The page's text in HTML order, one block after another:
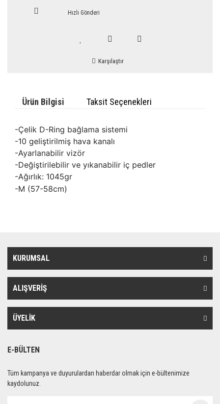
Hızlı Gönderi
Karşılaştır
Ürün Bilgisi Taksit Seçenekleri
-Çelik D-Ring bağlama sistemi
-10 geliştirilmiş hava kanalı
-Ayarlanabilir vizör
-Değiştirilebilir ve yıkanabilir iç pedler
-Ağırlık: 1045gr
-M (57-58cm)
KURUMSAL
ALIŞVERİŞ
ÜYELİK
E-BÜLTEN
Tüm kampanya ve duyurulardan haberdar olmak için e-bültenimize
kaydolunuz.